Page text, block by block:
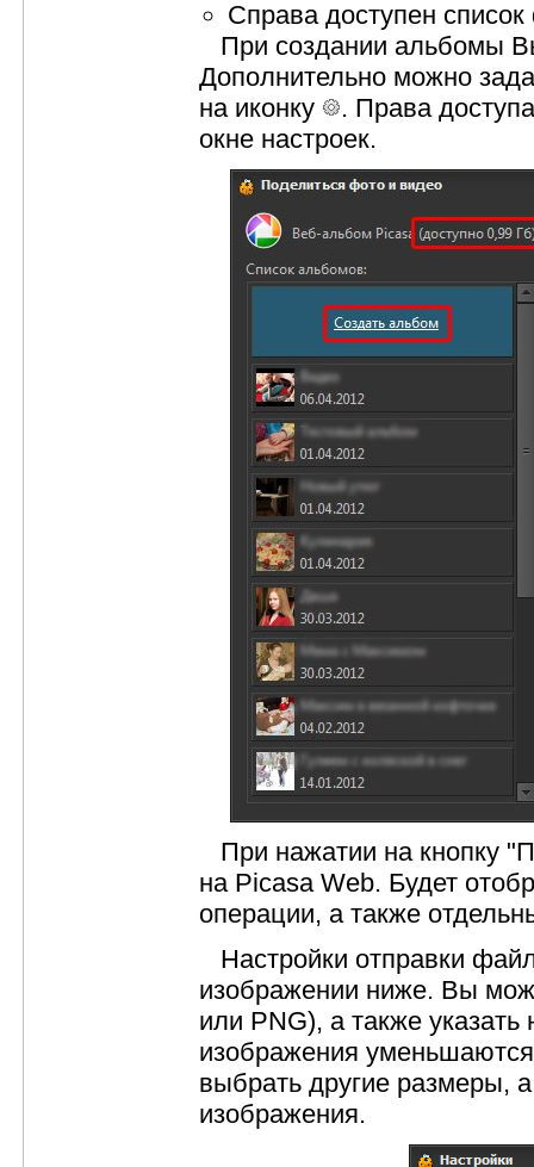
Справа доступен
При создании альбомы
Дополнительно можно
на иконку
. Права
окне настроек.
При нажатии на кнопку
на Picasa Web. Будет
операции, а также
Настройки отправки
изображении ниже. Вы
или PNG), а также
изображения
выбрать другие размеры,
изображения.